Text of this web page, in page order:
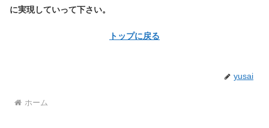
に実現していって下さい。
トップに戻る
yusai
ホーム